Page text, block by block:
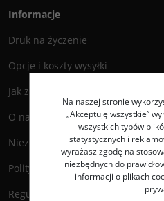
Informacje
Druk na życzenie
Opcje i koszty wysyłki
Jak zamawiać?
O nas
Niezbędnik Autora
Polityka prywatności
Regulamin księgarni
Na naszej stronie
„Akceptuję wszystkie”
wszystkich typów
statystycznych i
wyrażasz zgodę na
niezbędnych do
informacji o plikach